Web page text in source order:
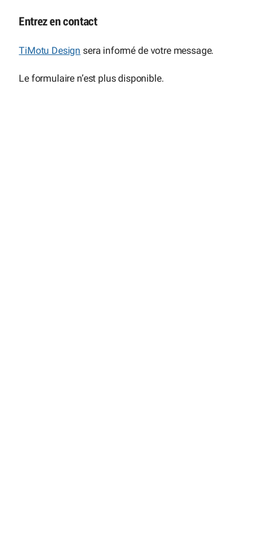
Entrez en contact
TiMotu Design sera informé de votre message.
Le formulaire n’est plus disponible.